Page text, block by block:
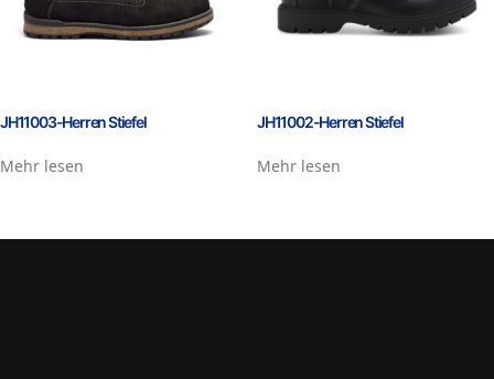
JH11003-Herren Stiefel
Mehr lesen
JH11002-Herren Stiefel
Mehr lesen